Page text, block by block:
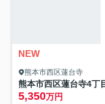
NEW
熊本市西区蓮台寺
5,350万円